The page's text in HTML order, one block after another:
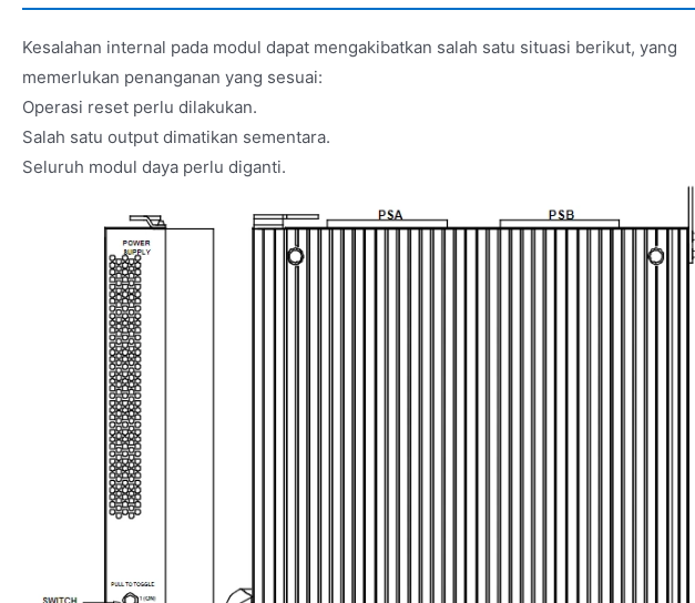
Kesalahan internal pada modul dapat mengakibatkan salah satu situasi berikut, yang
memerlukan penanganan yang sesuai:
Operasi reset perlu dilakukan.
Salah satu output dimatikan sementara.
Seluruh modul daya perlu diganti.